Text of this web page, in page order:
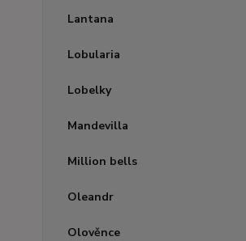
Lantana
Lobularia
Lobelky
Mandevilla
Million bells
Oleandr
Olověnce